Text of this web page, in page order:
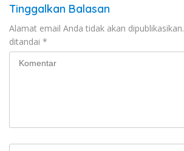
Tinggalkan Balasan
Alamat email Anda tidak akan dipublikasikan.
ditandai *